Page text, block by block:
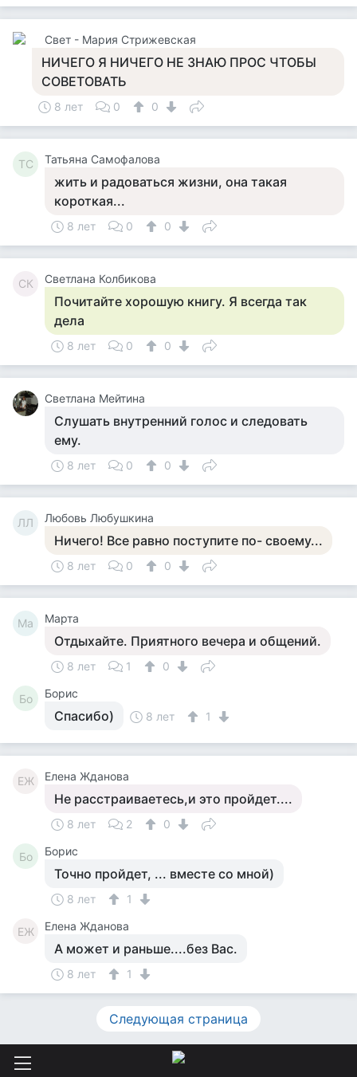
Свет - Мария Стрижевская
НИЧЕГО Я НИЧЕГО НЕ ЗНАЮ ПРОС ЧТОБЫ
СОВЕТОВАТЬ
8 лет 0 0
ТС Татьяна Самофалова
жить и радоваться жизни, она такая
короткая...
8 лет 0 0
СК Светлана Колбикова
Почитайте хорошую книгу. Я всегда так
дела
8 лет 0 0
Светлана Мейтина
Слушать внутренний голос и следовать
ему.
8 лет 0 0
ЛЛ Любовь Любушкина
Ничего! Все равно поступите по- своему...
8 лет 0 0
Ма Марта
Отдыхайте. Приятного вечера и общений.
8 лет 1 0
Бо Борис
Спасибо) 8 лет 1
ЕЖ Елена Жданова
Не расстраиваетесь,и это пройдет....
8 лет 2 0
Бо Борис
Точно пройдет, ... вместе со мной)
8 лет 1
ЕЖ Елена Жданова
А может и раньше....без Вас.
8 лет 1
Следующая страница